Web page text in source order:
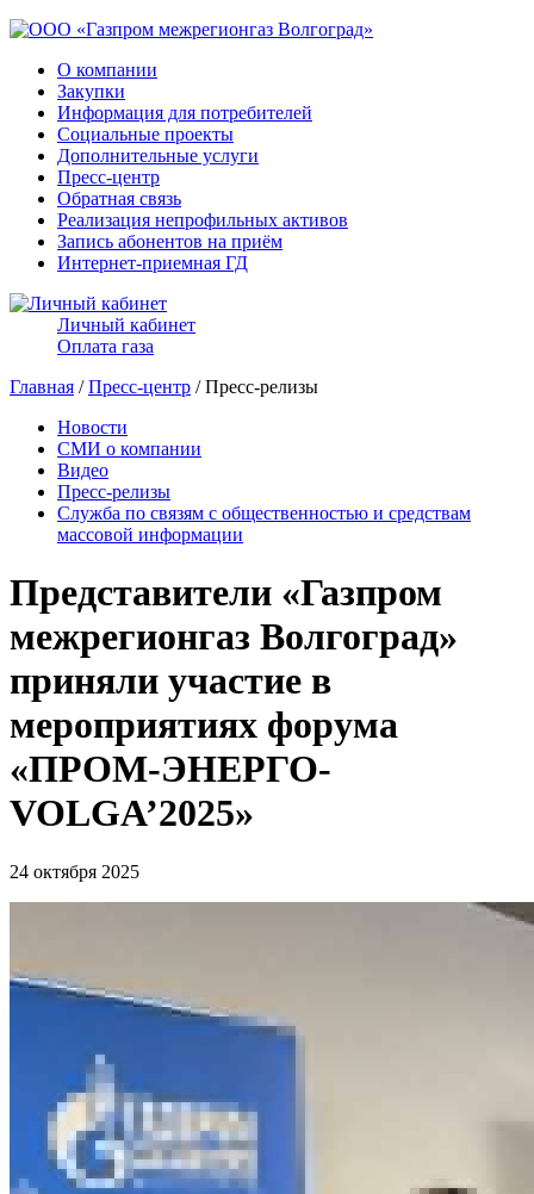
О компании
Закупки
Информация для потребителей
Социальные проекты
Дополнительные услуги
Пресс-центр
Обратная связь
Реализация непрофильных активов
Запись абонентов на приём
Интернет-приемная ГД
Личный кабинет
Оплата газа
Главная /Пресс-центр / Пресс-релизы
Новости
СМИ о компании
Видео
Пресс-релизы
Служба по связям с общественностью и средствам
массовой информации
Представители «Газпром
межрегионгаз Волгоград»
приняли участие в
мероприятиях форума
«ПРОМ-ЭНЕРГО-
VOLGA’2025»
24 октября 2025